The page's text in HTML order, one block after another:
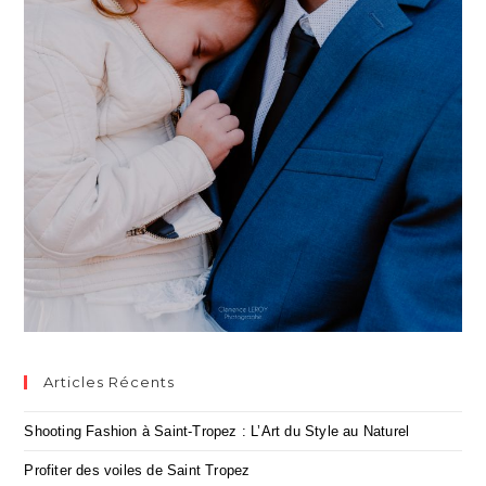
Articles Récents
Shooting Fashion à Saint-Tropez : L’Art du Style au Naturel
Profiter des voiles de Saint Tropez